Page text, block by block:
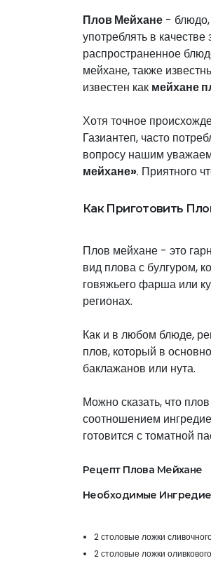
Плов Мейхане - блюдо,
употреблять в
распространенное
мейхане, также
известен как мейхане
Хотя точное
Газиантеп, часто
вопросу нашим
мейхане». Приятного
Как Приготовить
Плов мейхане - это
вид плова с булгуром,
говяжьего фарша или
регионах.
Как и в любом блюде,
плов, который в
баклажанов или нута.
Можно сказать, что
соотношением
готовится с томатной
Рецепт Плова Мейхане
Необходимые
2 столовые ложки
2 столовые ложки